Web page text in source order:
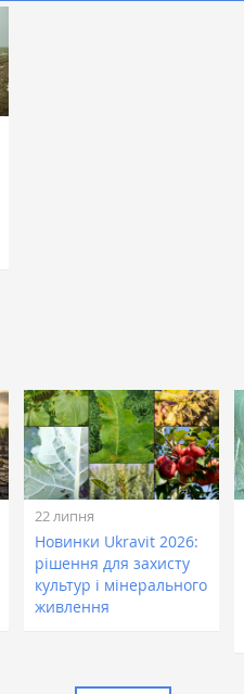
22 липня
Новинки Ukravit 2026:
рішення для захисту
культур і мінерального
живлення